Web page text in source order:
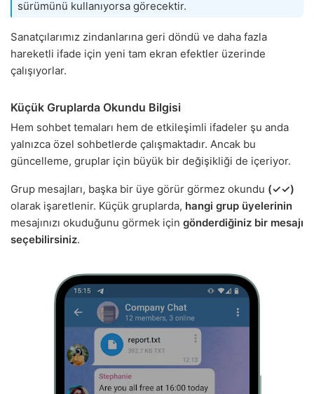
sürümünü kullanıyorsa görecektir.
Sanatçılarımız zindanlarına geri döndü ve daha fazla
hareketli ifade için yeni tam ekran efektler üzerinde
çalışıyorlar.
Küçük Gruplarda Okundu Bilgisi
Hem sohbet temaları hem de etkileşimli ifadeler şu anda
yalnızca özel sohbetlerde çalışmaktadır. Ancak bu
güncelleme, gruplar için büyük bir değişikliği de içeriyor.
Grup mesajları, başka bir üye görür görmez okundu (✓✓)
olarak işaretlenir. Küçük gruplarda, hangi grup üyelerinin
mesajınızı okuduğunu görmek için gönderdiğiniz bir mesajı
seçebilirsiniz.